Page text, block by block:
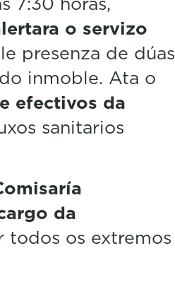
o servizo
presenza de dúas
inmoble. Ata o
efectivos da
sanitarios
da
todos os extremos